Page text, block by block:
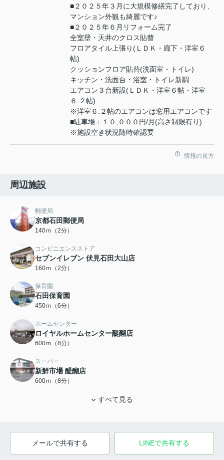
■２０２５年３月に大規模修繕完了しており、
マンション外観も綺麗です♪
■２０２５年６月リフォーム完了
全室壁・天井のクロス貼替
フロアタイル上張り(ＬＤＫ・廊下・洋室６
帖)
クッションフロア貼替(洗面室・トイレ)
キッチン・洗面台・浴室・トイレ新調
エアコン３台新設(ＬＤＫ・洋室６帖・洋室
６.２帖)
※洋室６.２帖のエアコンは窓用エアコンです
■駐車場：１０,０００円/月(高さ制限有り)
※施設空き状況随時確認要
情報の見方
周辺施設
郵便局
京都石田郵便局
140ｍ（2分）
コンビニエンスストア
セブンイレブン 伏見石田大山店
160ｍ（2分）
保育園
石田保育園
450ｍ（6分）
ホームセンター
ロイヤルホームセンター醍醐店
600ｍ（8分）
スーパー
新鮮市場 醍醐店
600ｍ（8分）
すべて見る
メールで共有する LINEで共有する